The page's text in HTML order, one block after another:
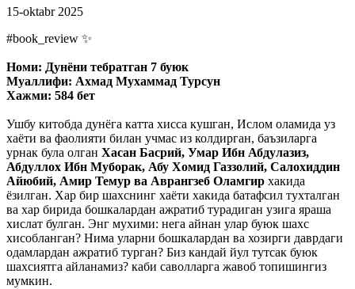
15-oktabr 2025
#book_review ✨
Номи: Дунёни тебратган 7 буюк
Муаллифи: Ахмад Мухаммад Турсун
Хажми: 584 бет
Ушбу китобда дунёга катта хисса кушган, Ислом оламида уз
хаёти ва фаолияти билан учмас из колдирган, баъзиларга
урнак була олган Хасан Басрий, Умар Ибн Абдулазиз,
Абдуллох Ибн Муборак, Абу Хомид Газзолий, Салохиддин
Айюбий, Амир Темур ва Аврангзеб Оламгир хакида
ёзилган. Хар бир шахснинг хаёти хакида батафсил тухталган
ва хар бирида бошкалардан ажратиб турадиган узига яраша
хислат булган. Энг мухими: нега айнан улар буюк шахс
хисобланган? Нима уларни бошкалардан ва хозирги даврдаги
одамлардан ажратиб турган? Биз кандай йул тутсак буюк
шахсиятга айланамиз? каби саволларга жавоб топишингиз
мумкин.